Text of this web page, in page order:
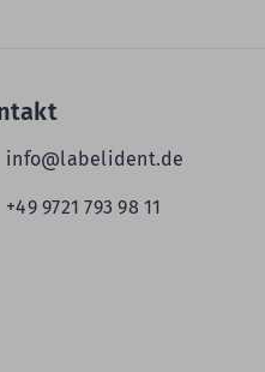
info@labelident.de
+49 9721 793 98 11